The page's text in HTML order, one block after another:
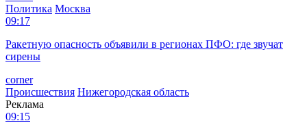
Политика Москва
09:17
Ракетную опасность объявили в регионах ПФО: где звучат
сирены
corner
Происшествия Нижегородская область
Реклама
09:15